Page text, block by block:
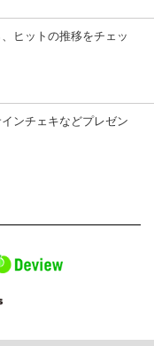
ヒットの推移をチェッ
ンチェキなどプレゼン